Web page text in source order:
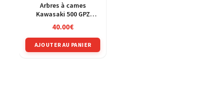
Arbres à cames
Kawasaki 500 GPZ
ex500d 94-03
40.00€
AJOUTER AU PANIER